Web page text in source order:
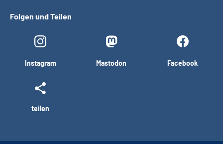
Folgen und Teilen
Instagram Mastodon Facebook
teilen